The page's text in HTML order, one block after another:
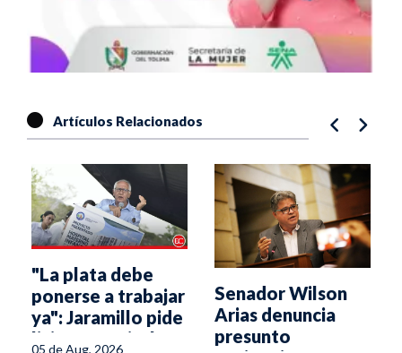
Artículos Relacionados
"La plata debe
ponerse a trabajar
ya": Jaramillo pide
licitar Hospital
05 de Aug, 2026
Senador Wilson
Arias denuncia
presunto